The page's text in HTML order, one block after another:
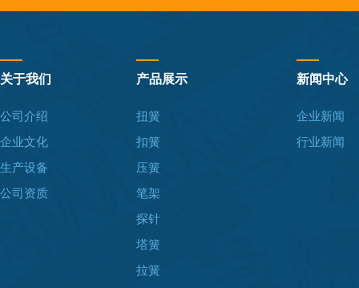
关于我们
公司介绍
企业文化
生产设备
公司资质
产品展示
扭簧
扣簧
压簧
笔架
探针
塔簧
拉簧
新闻中心
企业新闻
行业新闻